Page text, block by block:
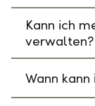
Kann ich
verwalten?
Wann